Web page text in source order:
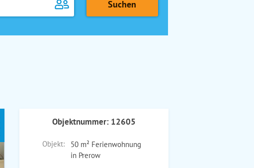
Objektnummer: 12605
Objekt:
50 m² Ferienwohnung
in Prerow